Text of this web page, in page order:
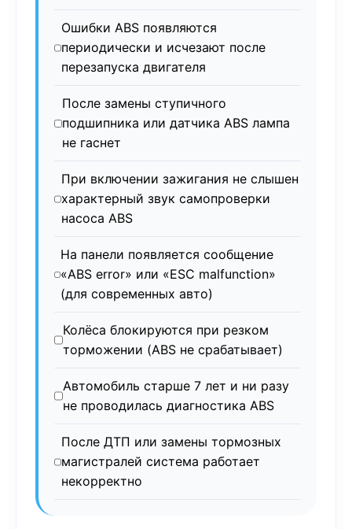
Ошибки ABS появляются
периодически и исчезают после
перезапуска двигателя
После замены ступичного
подшипника или датчика ABS лампа
не гаснет
При включении зажигания не слышен
характерный звук самопроверки
насоса ABS
На панели появляется сообщение
«ABS error» или «ESC malfunction»
(для современных авто)
Колёса блокируются при резком
торможении (ABS не срабатывает)
Автомобиль старше 7 лет и ни разу
не проводилась диагностика ABS
После ДТП или замены тормозных
магистралей система работает
некорректно